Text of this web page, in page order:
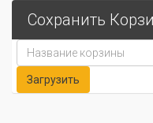
Сохранить